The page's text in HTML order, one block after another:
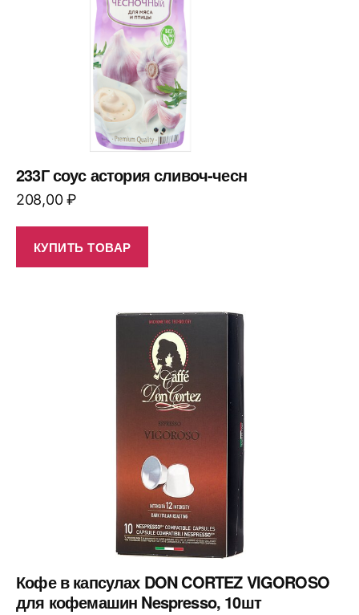
233Г соус астория сливоч-чесн
208,00₽
КУПИТЬ ТОВАР
Кофе в капсулах DON CORTEZ VIGOROSO
для кофемашин Nespresso, 10шт